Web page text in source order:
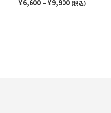
¥6,600 – ¥9,900 (税込)